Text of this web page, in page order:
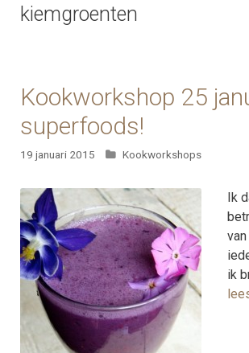
kiemgroenten
Kookworkshop 25
superfoods!
19 januari 2015 Categorieën
Kookworkshops
Ik
ik